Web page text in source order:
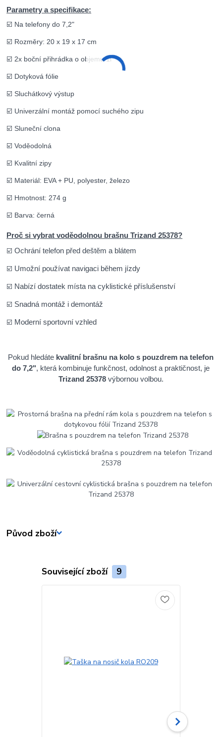
Parametry a specifikace:
☑️ Na telefony do 7,2"
☑️ Rozměry: 20 x 19 x 17 cm
☑️ 2x boční přihrádka o objemu 1l
☑️ Dotyková fólie
☑️ Sluchátkový výstup
☑️ Univerzální montáž pomocí suchého zipu
☑️ Sluneční clona
☑️ Voděodolná
☑️ Kvalitní zipy
☑️ Materiál: EVA + PU, polyester, železo
☑️ Hmotnost: 274 g
☑️ Barva: černá
Proč si vybrat voděodolnou brašnu Trizand 25378?
☑️Ochrání telefon před deštěm a blátem
☑️ Umožní používat navigaci během jízdy
☑️ Nabízí dostatek místa na cyklistické příslušenství
☑️ Snadná montáž i demontáž
☑️ Moderní sportovní vzhled
Pokud hledáte kvalitní brašnu na kolo s pouzdrem na telefon
do 7,2", která kombinuje funkčnost, odolnost a praktičnost, je
Trizand 25378výbornou volbou.
Původ zboží
Související zboží 9